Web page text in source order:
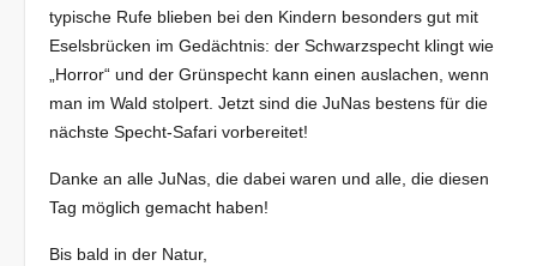
typische Rufe blieben bei den Kindern besonders gut mit
Eselsbrücken im Gedächtnis: der Schwarzspecht klingt wie
„Horror“ und der Grünspecht kann einen auslachen, wenn
man im Wald stolpert. Jetzt sind die JuNas bestens für die
nächste Specht-Safari vorbereitet!
Danke an alle JuNas, die dabei waren und alle, die diesen
Tag möglich gemacht haben!
Bis bald in der Natur,